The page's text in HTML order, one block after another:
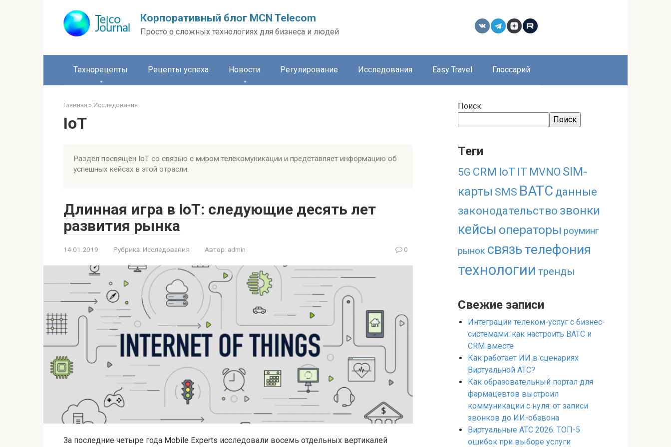
Корпоративный блог MCN Telecom
Просто о сложных технологиях для бизнеса и людей
Технорецепты Рецепты успеха Новости Регулирование Исследования Easy Travel Глоссарий
Главная » Исследования
IoT
Раздел посвящен IoT со связью с миром телекомуникации и представляет информацию об
успешных кейсах в этой отрасли.
Длинная игра в IoT: следующие десять лет
развития рынка
14.01.2019 Рубрика: Исследования Автор: admin 0
За последние четыре года Mobile Experts исследовали восемь отдельных вертикалей
Поиск
Поиск
Теги
5G CRM IoT IT MVNO SIM-
карты SMS ВАТС данные
законодательство звонки
кейсы операторы роуминг
рынок связьтелефония
технологии тренды
Свежие записи
Интеграции телеком-услуг с бизнес-
системами: как настроить ВАТС и
CRM вместе
Как работает ИИ в сценариях
Виртуальной АТС?
Как образовательный портал для
фармацевтов выстроил
коммуникации с нуля: от записи
звонков до ИИ-обзвона
Виртуальные АТС 2026: ТОП-5
ошибок при выборе услуги